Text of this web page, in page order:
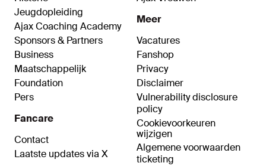
Jeugdopleiding
Ajax Coaching Academy
Sponsors & Partners
Business
Maatschappelijk
Foundation
Pers
Fancare
Contact
Laatste updates via X
Meer
Vacatures
Fanshop
Privacy
Disclaimer
Vulnerability disclosure
policy
Cookievoorkeuren
wijzigen
Algemene voorwaarden
ticketing